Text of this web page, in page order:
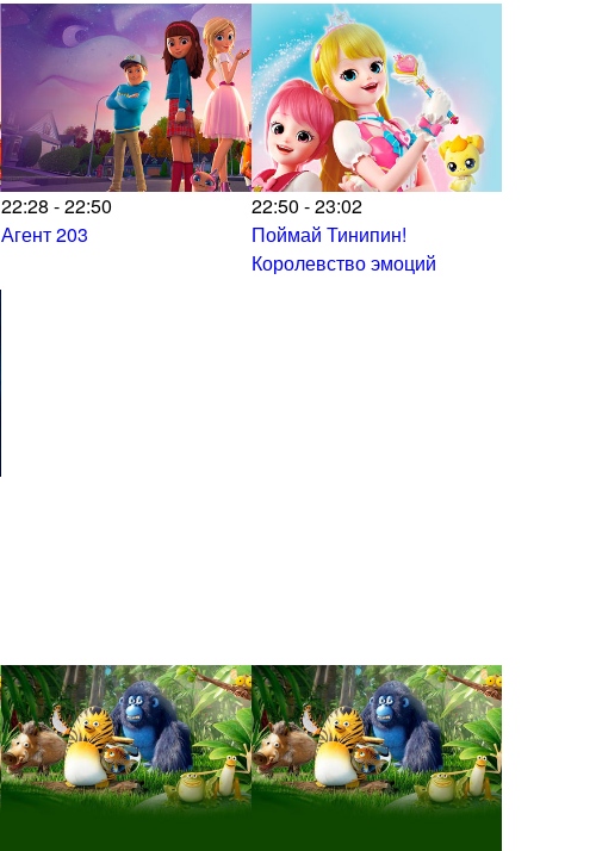
22:28 - 22:50
Агент 203
22:50 - 23:02
Поймай Тинипин!
Королевство эмоций